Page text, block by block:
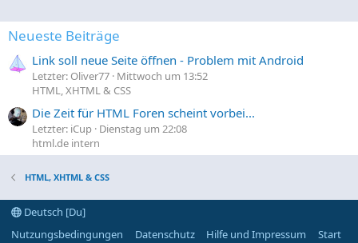
Neueste Beiträge
Link soll neue Seite öffnen - Problem mit Android
Letzter: Oliver77 Mittwoch um 13:52
HTML, XHTML & CSS
Die Zeit für HTML Foren scheint vorbei...
Letzter: iCup Dienstag um 22:08
html.de intern
HTML, XHTML & CSS
Deutsch [Du]
Nutzungsbedingungen
Datenschutz Hilfe und Impressum Start